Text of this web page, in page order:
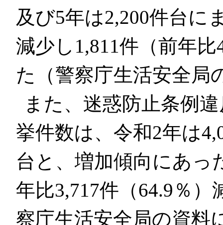
及び5年は2,200件台に
減少し1,811件（前年
た（警察庁生活安全局
また、迷惑防止条例
挙件数は、令和2年は
台と、増加傾向にあっ
年比3,717件（64.9％
察庁生活安全局の資料